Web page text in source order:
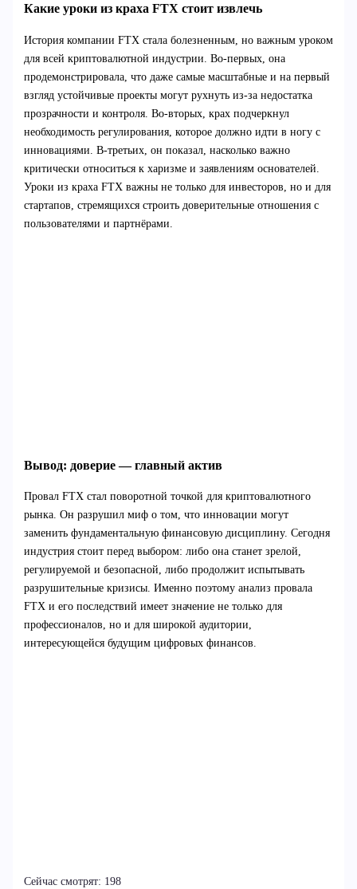
Какие уроки из краха FTX стоит извлечь
История компании FTX стала болезненным, но важным уроком
для всей криптовалютной индустрии. Во-первых, она
продемонстрировала, что даже самые масштабные и на первый
взгляд устойчивые проекты могут рухнуть из-за недостатка
прозрачности и контроля. Во-вторых, крах подчеркнул
необходимость регулирования, которое должно идти в ногу с
инновациями. В-третьих, он показал, насколько важно
критически относиться к харизме и заявлениям основателей.
Уроки из краха FTX важны не только для инвесторов, но и для
стартапов, стремящихся строить доверительные отношения с
пользователями и партнёрами.
Вывод: доверие — главный актив
Провал FTX стал поворотной точкой для криптовалютного
рынка. Он разрушил миф о том, что инновации могут
заменить фундаментальную финансовую дисциплину. Сегодня
индустрия стоит перед выбором: либо она станет зрелой,
регулируемой и безопасной, либо продолжит испытывать
разрушительные кризисы. Именно поэтому анализ провала
FTX и его последствий имеет значение не только для
профессионалов, но и для широкой аудитории,
интересующейся будущим цифровых финансов.
Сейчас смотрят: 198